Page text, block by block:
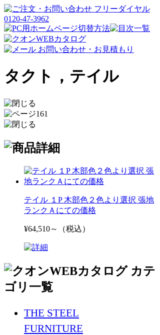
タクト，テイル
テイル １P 木部色２色より選択 張地
ランクＡにての価格
¥64,510～（税込）
THE STEEL
FURNITURE